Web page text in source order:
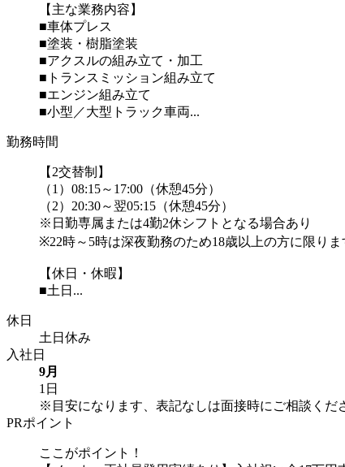
【主な業務内容】
■車体プレス
■塗装・樹脂塗装
■アクスルの組み立て・加工
■トランスミッション組み立て
■エンジン組み立て
■小型／大型トラック車両...
勤務時間
【2交替制】
（1）08:15～17:00（休憩45分）
（2）20:30～翌05:15（休憩45分）
※日勤専属または4勤2休シフトとなる場合あり
※22時～5時は深夜勤務のため18歳以上の方に限りま
【休日・休暇】
■土日...
休日
土日休み
入社日
9月
1日
※目安になります、表記なしは面接時にご相談くだ
PRポイント
ここがポイント！